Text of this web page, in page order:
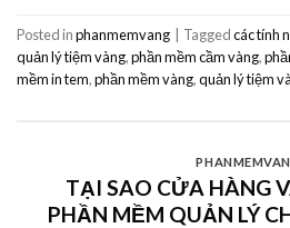
Posted inphanmemvang Taggedcác tính
quản lý tiệm vàng,phần mềm cầm vàng,
mềm in tem,phần mềm vàng,quản lý tiệm
TẠI SAO CỬA HÀNG
PHẦN MỀM QUẢN LÝ